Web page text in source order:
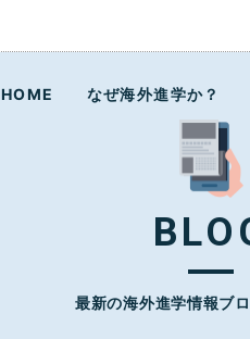
HOME なぜ海外進学か？
最新の海外進学情報ブ